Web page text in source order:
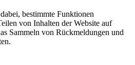
bestimmte Funktionen
von Inhalten der Website auf
Sammeln von Rückmeldungen und